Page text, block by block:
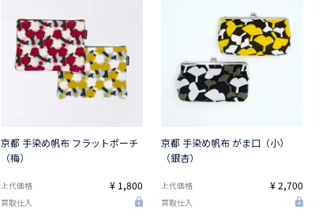
京都 手染め帆布 フラットポーチ
（梅）
上代価格 ¥ 1,800
買取仕入
京都 手染め帆布 がま口（小）
（銀杏）
上代価格 ¥ 2,700
買取仕入